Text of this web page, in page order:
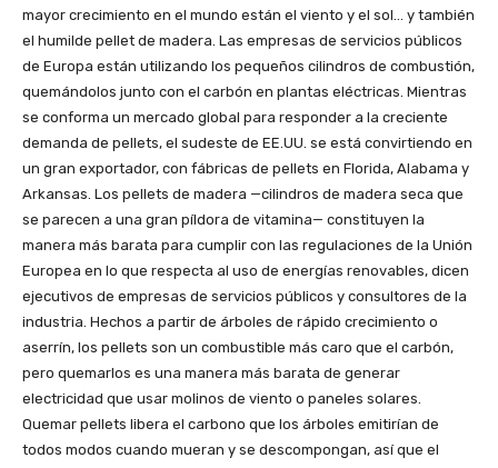
mayor crecimiento en el mundo están el viento y el sol… y también
el humilde pellet de madera. Las empresas de servicios públicos
de Europa están utilizando los pequeños cilindros de combustión,
quemándolos junto con el carbón en plantas eléctricas. Mientras
se conforma un mercado global para responder a la creciente
demanda de pellets, el sudeste de EE.UU. se está convirtiendo en
un gran exportador, con fábricas de pellets en Florida, Alabama y
Arkansas. Los pellets de madera —cilindros de madera seca que
se parecen a una gran píldora de vitamina— constituyen la
manera más barata para cumplir con las regulaciones de la Unión
Europea en lo que respecta al uso de energías renovables, dicen
ejecutivos de empresas de servicios públicos y consultores de la
industria. Hechos a partir de árboles de rápido crecimiento o
aserrín, los pellets son un combustible más caro que el carbón,
pero quemarlos es una manera más barata de generar
electricidad que usar molinos de viento o paneles solares.
Quemar pellets libera el carbono que los árboles emitirían de
todos modos cuando mueran y se descompongan, así que el